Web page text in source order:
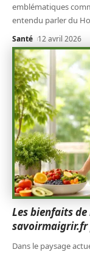
emblématiques
entendu parler du
Santé 12 avril 2026
Les bienfaits
savoirmaigrir.fr
Dans le paysage